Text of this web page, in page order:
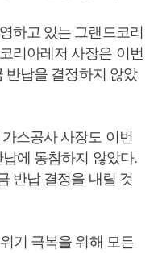
하고 있는 그랜드코리
리아레저 사장은 이번
반납을 결정하지 않았
스공사 사장도 이번
에 동참하지 않았다.
반납 결정을 내릴 것
기 극복을 위해 모든